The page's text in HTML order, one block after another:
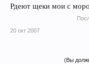
Рдеют щеки мои с
20 окт 2007
(Вы